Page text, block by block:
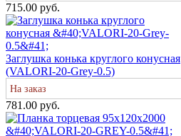
715.00 руб.
Заглушка конька круглого конусная
(VALORI-20-Grey-0.5)
На заказ
781.00 руб.